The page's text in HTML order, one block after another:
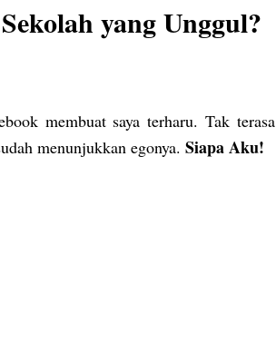
yang Unggul?
membuat saya terharu. Tak terasa
menunjukkan egonya.Siapa Aku!